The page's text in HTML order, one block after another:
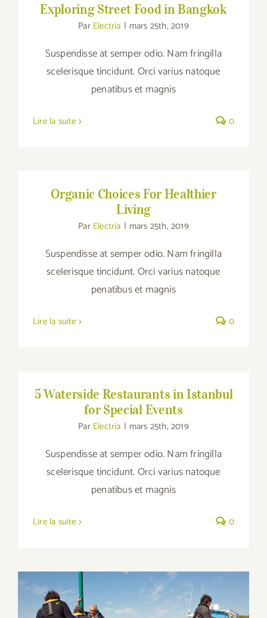
Exploring Street Food in Bangkok
Par Electria | mars 25th, 2019
Suspendisse at semper odio. Nam fringilla
scelerisque tincidunt. Orci varius natoque
penatibus et magnis
Lire la suite 0
Organic Choices For Healthier
Living
Par Electria | mars 25th, 2019
Suspendisse at semper odio. Nam fringilla
scelerisque tincidunt. Orci varius natoque
penatibus et magnis
Lire la suite 0
Special Events
5 Waterside Restaurants in Istanbul
for Special Events
Par Electria | mars 25th, 2019
Suspendisse at semper odio. Nam fringilla
scelerisque tincidunt. Orci varius natoque
penatibus et magnis
Lire la suite 0